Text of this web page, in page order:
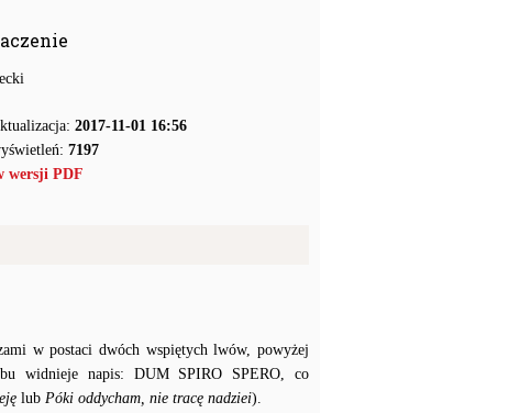
2017-11-01 16:56
7197
wersji PDF
w postaci dwóch wspiętych lwów, powyżej
widnieje napis: DUM SPIRO SPERO, co
lub Póki oddycham, nie tracę nadziei).